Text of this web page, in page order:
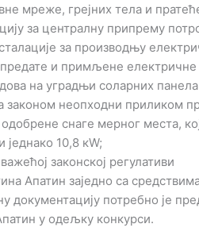
мреже, грејних тела и
за централну припрему
за производњу
и примљене електричне
на уградњи соларних
законом неопходни приликом
снаге мерног места,
10,8 кW;
законској регулативи
Апатин заједно са
потребно је
у одељку конкурси.